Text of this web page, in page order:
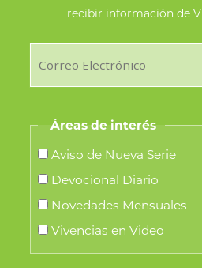
recibir información de
Áreas de interés
Aviso de Nueva Serie
Devocional Diario
Novedades Mensuales
Vivencias en Video